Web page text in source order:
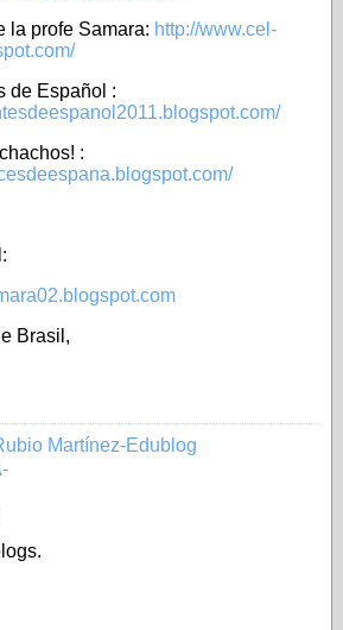
la profe Samara: http://www.cel-
de Español :
:
Brasil,
Martínez-Edublog